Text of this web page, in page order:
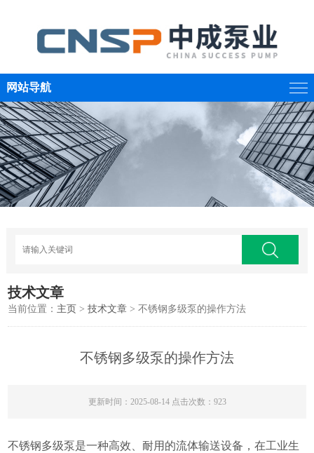
网站导航
技术文章
当前位置： 主页 >技术文章 > 不锈钢多级泵的操作方法
不锈钢多级泵的操作方法
更新时间：2025-08-14 点击次数：923
不锈钢多级泵是一种高效、耐用的流体输送设备，在工业生